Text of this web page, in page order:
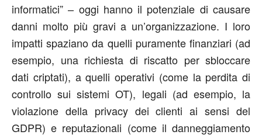
informatici” – oggi hanno il potenziale di causare
danni molto più gravi a un’organizzazione. I loro
impatti spaziano da quelli puramente finanziari (ad
esempio, una richiesta di riscatto per sbloccare
dati criptati), a quelli operativi (come la perdita di
controllo sui sistemi OT), legali (ad esempio, la
violazione della privacy dei clienti ai sensi del
GDPR) e reputazionali (come il danneggiamento